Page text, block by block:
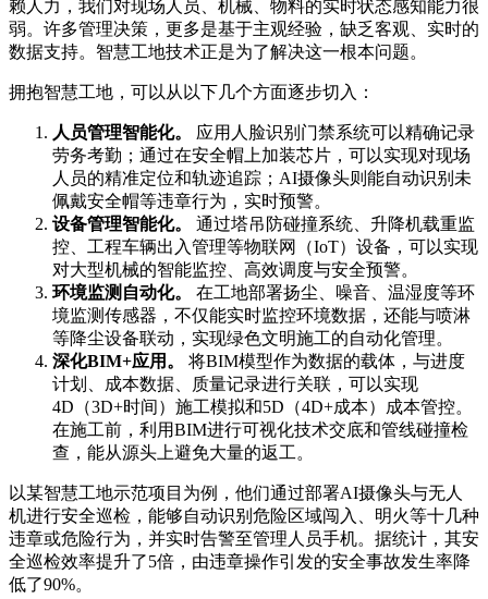
赖人力，我们对现场人员、机械、物料的实时状态感知能力很
弱。许多管理决策，更多是基于主观经验，缺乏客观、实时的
数据支持。智慧工地技术正是为了解决这一根本问题。
拥抱智慧工地，可以从以下几个方面逐步切入：
人员管理智能化。
应用人脸识别门禁系统可以精确记录
劳务考勤；通过在安全帽上加装芯片，可以实现对现场
人员的精准定位和轨迹追踪；AI摄像头则能自动识别未
佩戴安全帽等违章行为，实时预警。
设备管理智能化。
通过塔吊防碰撞系统、升降机载重监
控、工程车辆出入管理等物联网（IoT）设备，可以实现
对大型机械的智能监控、高效调度与安全预警。
环境监测自动化。
在工地部署扬尘、噪音、温湿度等环
境监测传感器，不仅能实时监控环境数据，还能与喷淋
等降尘设备联动，实现绿色文明施工的自动化管理。
深化BIM+应用。
将BIM模型作为数据的载体，与进度
计划、成本数据、质量记录进行关联，可以实现
4D（3D+时间）施工模拟和5D（4D+成本）成本管控。
在施工前，利用BIM进行可视化技术交底和管线碰撞检
查，能从源头上避免大量的返工。
以某智慧工地示范项目为例，他们通过部署AI摄像头与无人
机进行安全巡检，能够自动识别危险区域闯入、明火等十几种
违章或危险行为，并实时告警至管理人员手机。据统计，其安
全巡检效率提升了5倍，由违章操作引发的安全事故发生率降
低了90%。